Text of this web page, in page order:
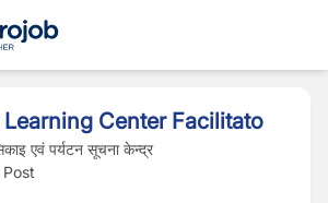
Center Facilitato
एवं पर्यटन सूचना केन्द्र